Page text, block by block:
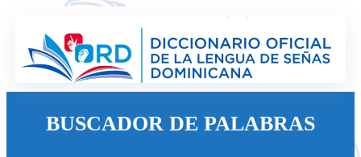
BUSCADOR DE PALABRAS